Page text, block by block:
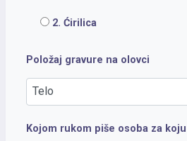
2. Ćirilica
Položaj gravure na olovci
Kojom rukom piše osoba za